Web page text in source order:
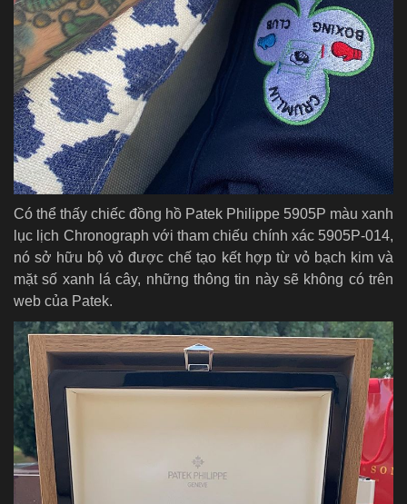
Có thể thấy chiếc đồng hồ Patek Philippe 5905P màu xanh
lục lịch Chronograph với tham chiếu chính xác 5905P-014,
nó sở hữu bộ vỏ được chế tạo kết hợp từ vỏ bạch kim và
mặt số xanh lá cây, những thông tin này sẽ không có trên
web của Patek.